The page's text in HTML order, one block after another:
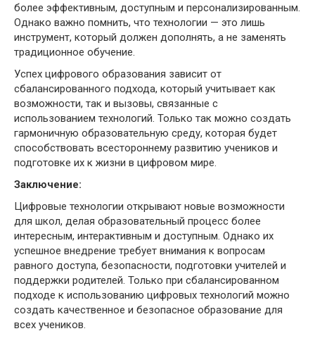
более эффективным, доступным и персонализированным.
Однако важно помнить, что технологии — это лишь
инструмент, который должен дополнять, а не заменять
традиционное обучение.
Успех цифрового образования зависит от
сбалансированного подхода, который учитывает как
возможности, так и вызовы, связанные с
использованием технологий. Только так можно создать
гармоничную образовательную среду, которая будет
способствовать всестороннему развитию учеников и
подготовке их к жизни в цифровом мире.
Заключение:
Цифровые технологии открывают новые возможности
для школ, делая образовательный процесс более
интересным, интерактивным и доступным. Однако их
успешное внедрение требует внимания к вопросам
равного доступа, безопасности, подготовки учителей и
поддержки родителей. Только при сбалансированном
подходе к использованию цифровых технологий можно
создать качественное и безопасное образование для
всех учеников.